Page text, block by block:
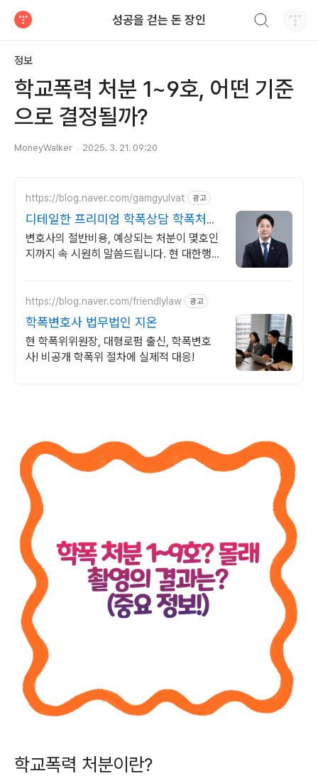
성공을 걷는 돈 장인
정보
학교폭력 처분 1~9호, 어떤 기준
으로 결정될까?
MoneyWalker 2025. 3. 21. 09:20
https://blog.naver.com/gamgyulvat 광고
디테일한 프리미엄 학폭상담 학폭처분
끝까지 도와드립니다
변호사의 절반비용, 예상되는 처분이 몇호인
지까지 속 시원히 말씀드립니다. 현 대한행정
https://blog.naver.com/friendlylaw 광고
학폭변호사 법무법인 지온
현 학폭위위원장, 대형로펌 출신, 학폭변호
사! 비공개 학폭위 절차에 실제적 대응!
학교폭력 처분이란?